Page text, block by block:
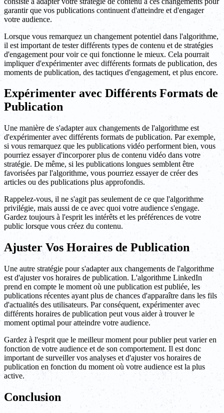
garantir que vos publications continuent d'atteindre et d'engager
votre audience.
Lorsque vous remarquez un changement potentiel dans l'algorithme,
il est important de tester différents types de contenu et de stratégies
d'engagement pour voir ce qui fonctionne le mieux. Cela pourrait
impliquer d'expérimenter avec différents formats de publication, des
moments de publication, des tactiques d'engagement, et plus encore.
Expérimenter avec Différents Formats de
Publication
Une manière de s'adapter aux changements de l'algorithme est
d'expérimenter avec différents formats de publication. Par exemple,
si vous remarquez que les publications vidéo performent bien, vous
pourriez essayer d'incorporer plus de contenu vidéo dans votre
stratégie. De même, si les publications longues semblent être
favorisées par l'algorithme, vous pourriez essayer de créer des
articles ou des publications plus approfondis.
Rappelez-vous, il ne s'agit pas seulement de ce que l'algorithme
privilégie, mais aussi de ce avec quoi votre audience s'engage.
Gardez toujours à l'esprit les intérêts et les préférences de votre
public lorsque vous créez du contenu.
Ajuster Vos Horaires de Publication
Une autre stratégie pour s'adapter aux changements de l'algorithme
est d'ajuster vos horaires de publication. L'algorithme LinkedIn
prend en compte le moment où une publication est publiée, les
publications récentes ayant plus de chances d'apparaître dans les fils
d'actualités des utilisateurs. Par conséquent, expérimenter avec
différents horaires de publication peut vous aider à trouver le
moment optimal pour atteindre votre audience.
Gardez à l'esprit que le meilleur moment pour publier peut varier en
fonction de votre audience et de son comportement. Il est donc
important de surveiller vos analyses et d'ajuster vos horaires de
publication en fonction du moment où votre audience est la plus
active.
Conclusion